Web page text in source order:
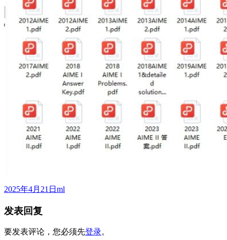
发
于
2025年4月21日 作
ml
发表回复
要发表评论，您必须先登录。